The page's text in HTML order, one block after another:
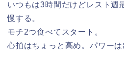
いつもは3時間だけどレスト週
慢する。
モチ2つ食べてスタート。
心拍はちょっと高め。パワーは